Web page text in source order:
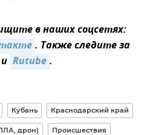
в наших соцсетях:
. Также следите за
и Rutube.
Кубань Краснодарский край
дрон) Происшествия